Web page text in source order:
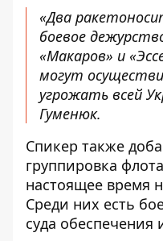
«Два
боевое
«Макаров» и
могут
угрожать всей
Гуменюк.
Спикер также
группировка
настоящее время
Среди них есть
суда обеспечения